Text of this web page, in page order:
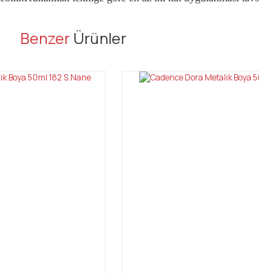
noktaları öneri formunu kullanarak tarafımıza
Benzer Ürünler